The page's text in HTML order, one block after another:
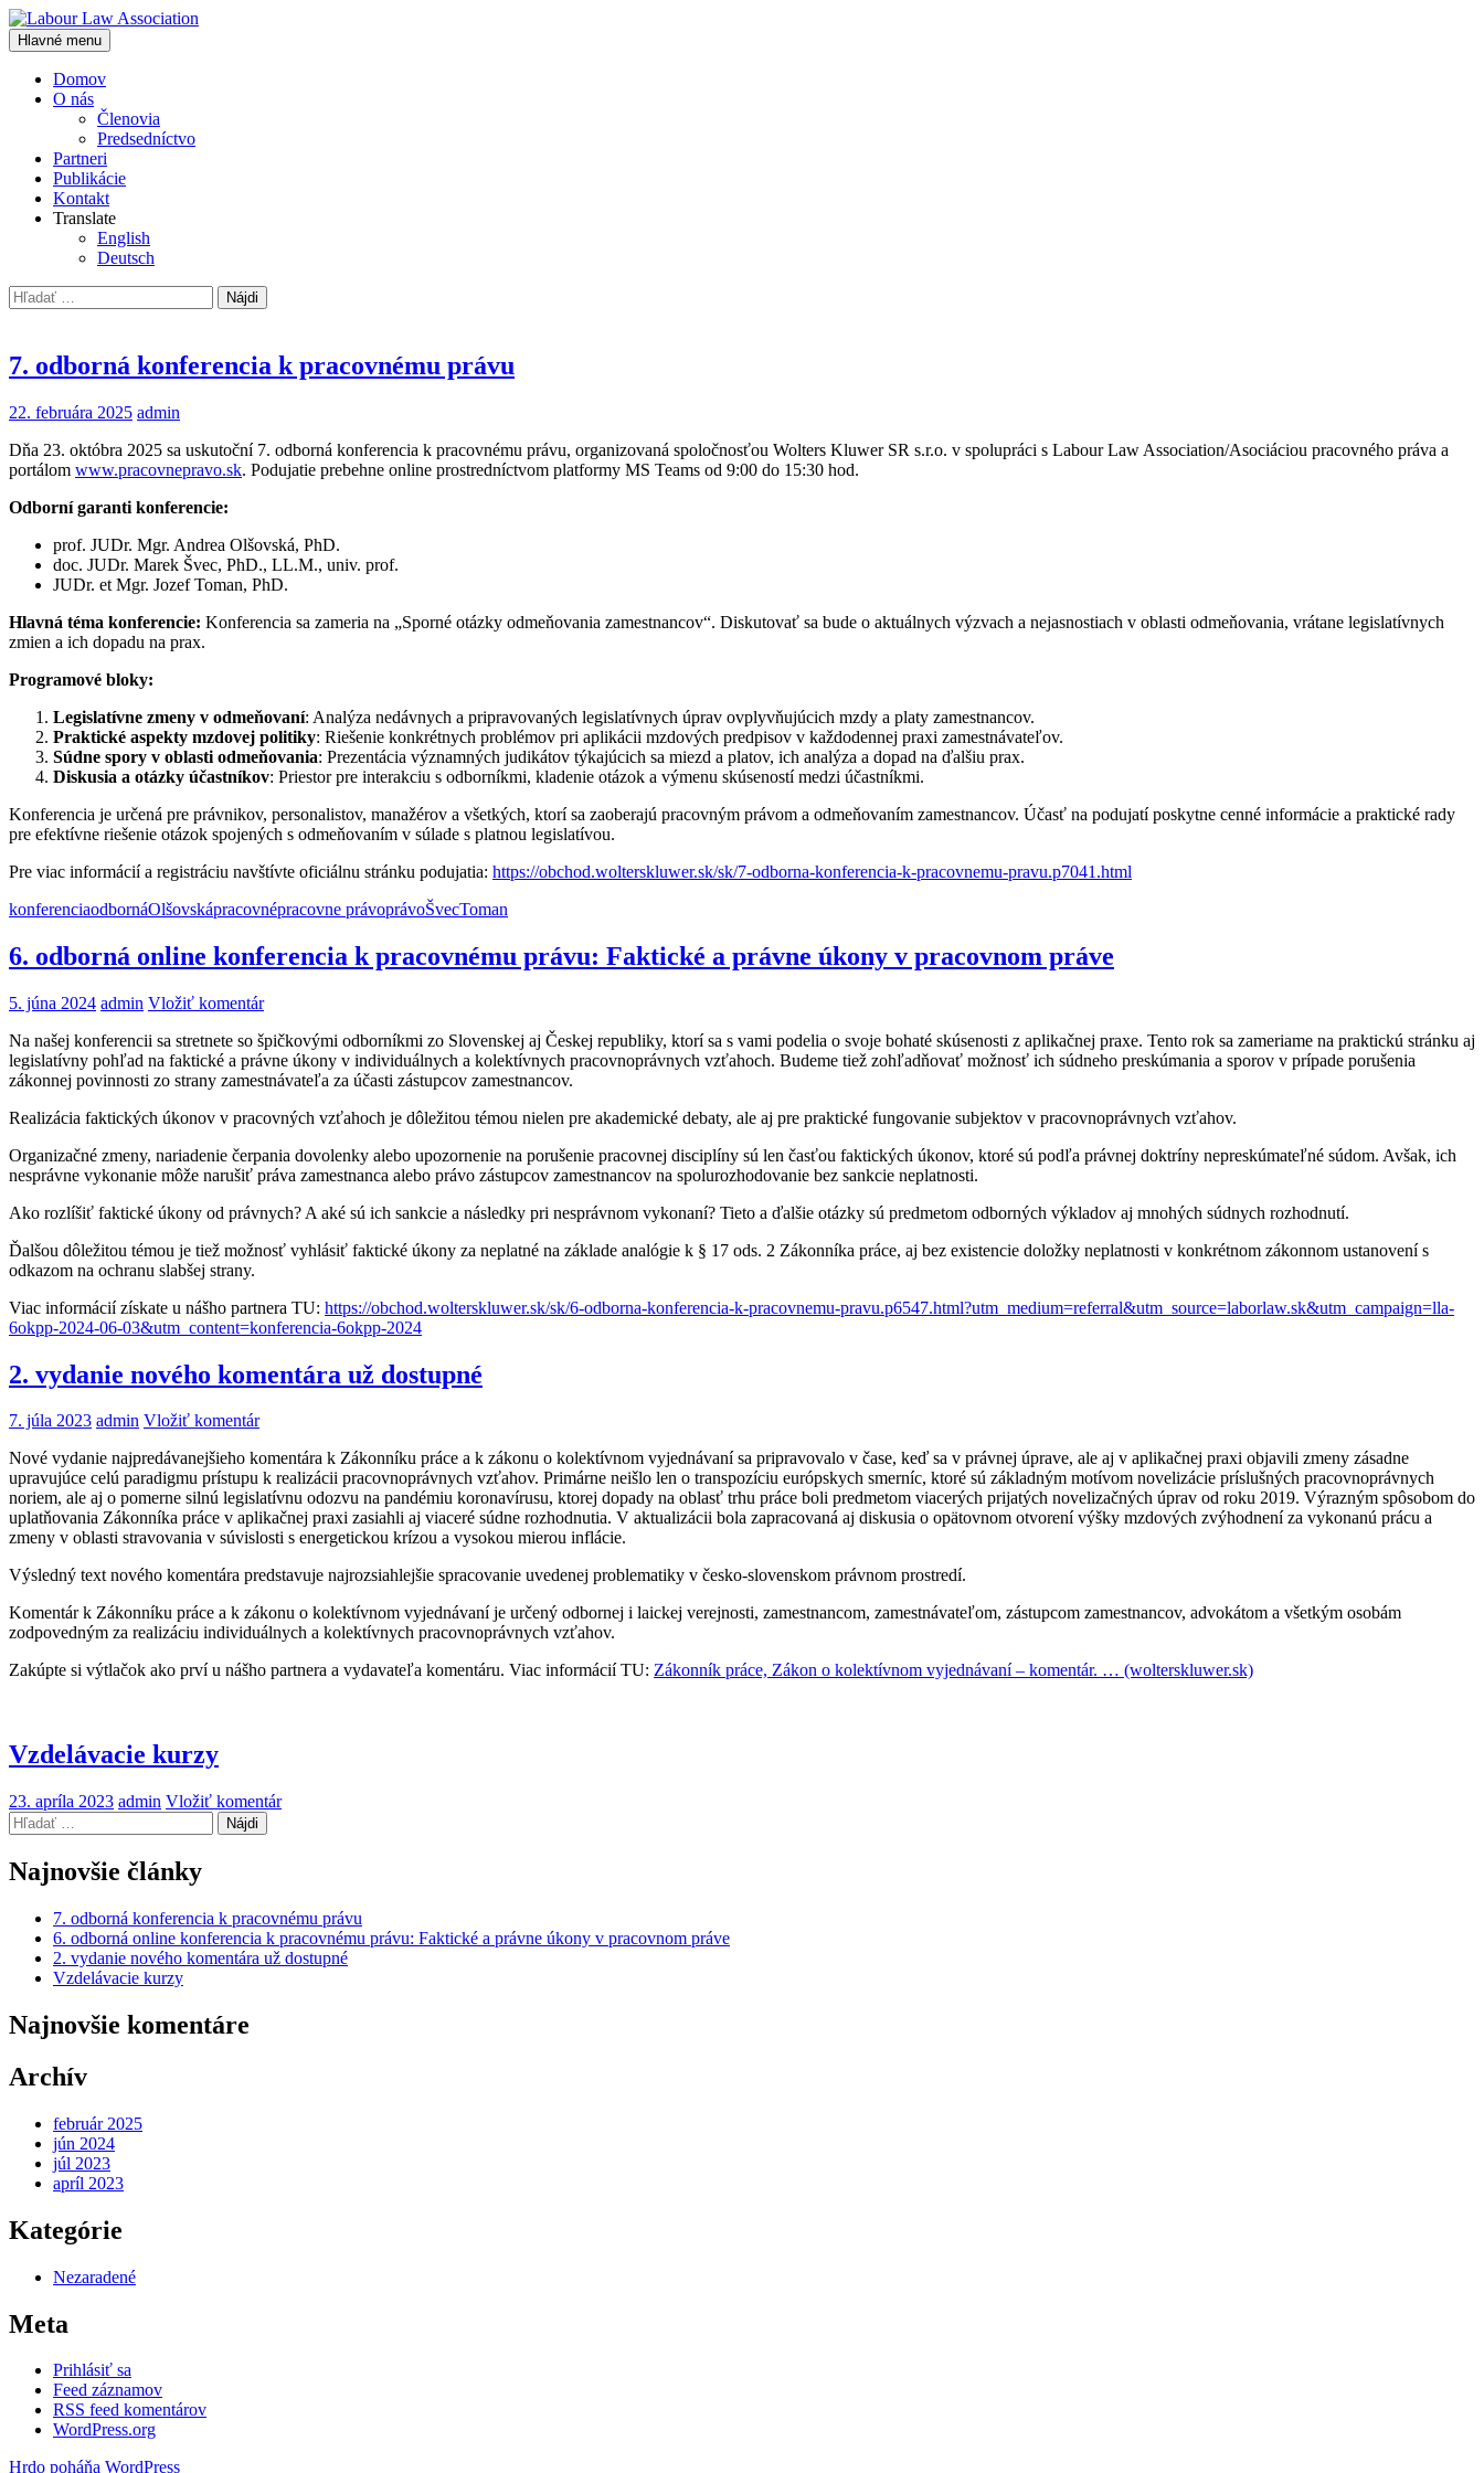
Labour Law Association
Hľadať
Hlavné menu Preskočiť
na
Domov
O nás
Členovia
Predsedníctvo
Partneri
Publikácie
Kontakt
Translate
English
Deutsch
Hľadať:
7. odborná konferencia k pracovnému právu
22. februára 2025 admin
Dňa 23. októbra 2025 sa uskutoční 7. odborná konferencia k pracovnému právu, organizovaná spoločnosťou Wolters Kluwer SR s.r.o. v spolupráci s Labour Law Association/Asociáciou pracovného práva a
portálom www.pracovnepravo.sk. Podujatie prebehne online prostredníctvom platformy MS Teams od 9:00 do 15:30 hod.
Odborní garanti konferencie:
prof. JUDr. Mgr. Andrea Olšovská, PhD.
doc. JUDr. Marek Švec, PhD., LL.M., univ. prof.
JUDr. et Mgr. Jozef Toman, PhD.
Hlavná téma konferencie: Konferencia sa zameria na „Sporné otázky odmeňovania zamestnancov“. Diskutovať sa bude o aktuálnych výzvach a nejasnostiach v oblasti odmeňovania, vrátane legislatívnych
zmien a ich dopadu na prax.
Programové bloky:
Legislatívne zmeny v odmeňovaní: Analýza nedávnych a pripravovaných legislatívnych úprav ovplyvňujúcich mzdy a platy zamestnancov.
Praktické aspekty mzdovej politiky: Riešenie konkrétnych problémov pri aplikácii mzdových predpisov v každodennej praxi zamestnávateľov.
Súdne spory v oblasti odmeňovania: Prezentácia významných judikátov týkajúcich sa miezd a platov, ich analýza a dopad na ďalšiu prax.
Diskusia a otázky účastníkov: Priestor pre interakciu s odborníkmi, kladenie otázok a výmenu skúseností medzi účastníkmi.
Konferencia je určená pre právnikov, personalistov, manažérov a všetkých, ktorí sa zaoberajú pracovným právom a odmeňovaním zamestnancov. Účasť na podujatí poskytne cenné informácie a praktické rady
pre efektívne riešenie otázok spojených s odmeňovaním v súlade s platnou legislatívou.
Pre viac informácií a registráciu navštívte oficiálnu stránku podujatia: https://obchod.wolterskluwer.sk/sk/7-odborna-konferencia-k-pracovnemu-pravu.p7041.html
konferenciaodbornáOlšovskápracovnépracovne právoprávoŠvecToman
6. odborná online konferencia k pracovnému právu: Faktické a právne úkony v pracovnom práve
5. júna 2024 admin Vložiť komentár
Na našej konferencii sa stretnete so špičkovými odborníkmi zo Slovenskej aj Českej republiky, ktorí sa s vami podelia o svoje bohaté skúsenosti z aplikačnej praxe. Tento rok sa zameriame na praktickú stránku aj
legislatívny pohľad na faktické a právne úkony v individuálnych a kolektívnych pracovnoprávnych vzťahoch. Budeme tiež zohľadňovať možnosť ich súdneho preskúmania a sporov v prípade porušenia
zákonnej povinnosti zo strany zamestnávateľa za účasti zástupcov zamestnancov.
Realizácia faktických úkonov v pracovných vzťahoch je dôležitou témou nielen pre akademické debaty, ale aj pre praktické fungovanie subjektov v pracovnoprávnych vzťahov.
Organizačné zmeny, nariadenie čerpania dovolenky alebo upozornenie na porušenie pracovnej disciplíny sú len časťou faktických úkonov, ktoré sú podľa právnej doktríny nepreskúmateľné súdom. Avšak, ich
nesprávne vykonanie môže narušiť práva zamestnanca alebo právo zástupcov zamestnancov na spolurozhodovanie bez sankcie neplatnosti.
Ako rozlíšiť faktické úkony od právnych? A aké sú ich sankcie a následky pri nesprávnom vykonaní? Tieto a ďalšie otázky sú predmetom odborných výkladov aj mnohých súdnych rozhodnutí.
Ďalšou dôležitou témou je tiež možnosť vyhlásiť faktické úkony za neplatné na základe analógie k § 17 ods. 2 Zákonníka práce, aj bez existencie doložky neplatnosti v konkrétnom zákonnom ustanovení s
odkazom na ochranu slabšej strany.
Viac informácií získate u nášho partnera TU: https://obchod.wolterskluwer.sk/sk/6-odborna-konferencia-k-pracovnemu-pravu.p6547.html?utm_medium=referral&utm_source=laborlaw.sk&utm_campaign=lla-
6okpp-2024-06-03&utm_content=konferencia-6okpp-2024
2. vydanie nového komentára už dostupné
7. júla 2023 admin Vložiť komentár
Nové vydanie najpredávanejšieho komentára k Zákonníku práce a k zákonu o kolektívnom vyjednávaní sa pripravovalo v čase, keď sa v právnej úprave, ale aj v aplikačnej praxi objavili zmeny zásadne
upravujúce celú paradigmu prístupu k realizácii pracovnoprávnych vzťahov. Primárne neišlo len o transpozíciu európskych smerníc, ktoré sú základným motívom novelizácie príslušných pracovnoprávnych
noriem, ale aj o pomerne silnú legislatívnu odozvu na pandémiu koronavírusu, ktorej dopady na oblasť trhu práce boli predmetom viacerých prijatých novelizačných úprav od roku 2019. Výrazným spôsobom do
uplatňovania Zákonníka práce v aplikačnej praxi zasiahli aj viaceré súdne rozhodnutia. V aktualizácii bola zapracovaná aj diskusia o opätovnom otvorení výšky mzdových zvýhodnení za vykonanú prácu a
zmeny v oblasti stravovania v súvislosti s energetickou krízou a vysokou mierou inflácie.
Výsledný text nového komentára predstavuje najrozsiahlejšie spracovanie uvedenej problematiky v česko-slovenskom právnom prostredí.
Komentár k Zákonníku práce a k zákonu o kolektívnom vyjednávaní je určený odbornej i laickej verejnosti, zamestnancom, zamestnávateľom, zástupcom zamestnancov, advokátom a všetkým osobám
zodpovedným za realizáciu individuálnych a kolektívnych pracovnoprávnych vzťahov.
Zakúpte si výtlačok ako prví u nášho partnera a vydavateľa komentáru. Viac informácií TU: Zákonník práce, Zákon o kolektívnom vyjednávaní – komentár. … (wolterskluwer.sk)
Vzdelávacie kurzy
23. apríla 2023 admin Vložiť komentár
Hľadať:
Najnovšie články
7. odborná konferencia k pracovnému právu
6. odborná online konferencia k pracovnému právu: Faktické a právne úkony v pracovnom práve
2. vydanie nového komentára už dostupné
Vzdelávacie kurzy
Najnovšie komentáre
Archív
február 2025
jún 2024
júl 2023
apríl 2023
Kategórie
Nezaradené
Meta
Prihlásiť sa
Feed záznamov
RSS feed komentárov
WordPress.org
Hrdo poháňa WordPress